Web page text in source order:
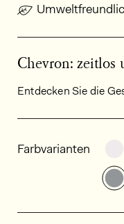
Chevron: zeitlos
Entdecken Sie die
Farbvarianten